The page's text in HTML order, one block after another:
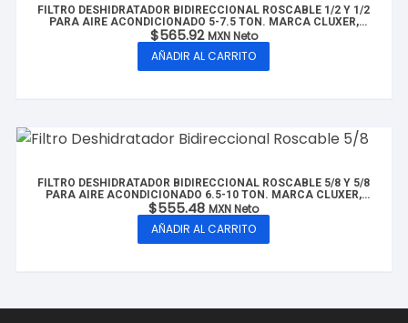
FILTRO DESHIDRATADOR BIDIRECCIONAL ROSCABLE 1/2 Y 1/2
PARA AIRE ACONDICIONADO 5-7.5 TON. MARCA CLUXER,
MODELO: CX-FBDR1/2-7.5T
$565.92 MXN Neto
AÑADIR AL CARRITO
FILTRO DESHIDRATADOR BIDIRECCIONAL ROSCABLE 5/8 Y 5/8
PARA AIRE ACONDICIONADO 6.5-10 TON. MARCA CLUXER,
MODELO: CX-FBDR5/8-10T
$555.48 MXN Neto
AÑADIR AL CARRITO